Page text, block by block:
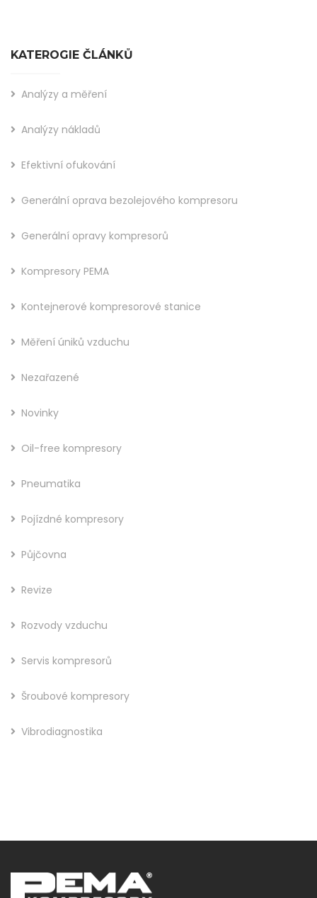
KATEROGIE ČLÁNKŮ
Analýzy a měření
Analýzy nákladů
Efektivní ofukování
Generální oprava bezolejového kompresoru
Generální opravy kompresorů
Kompresory PEMA
Kontejnerové kompresorové stanice
Měření úniků vzduchu
Nezařazené
Novinky
Oil-free kompresory
Pneumatika
Pojízdné kompresory
Půjčovna
Revize
Rozvody vzduchu
Servis kompresorů
Šroubové kompresory
Vibrodiagnostika